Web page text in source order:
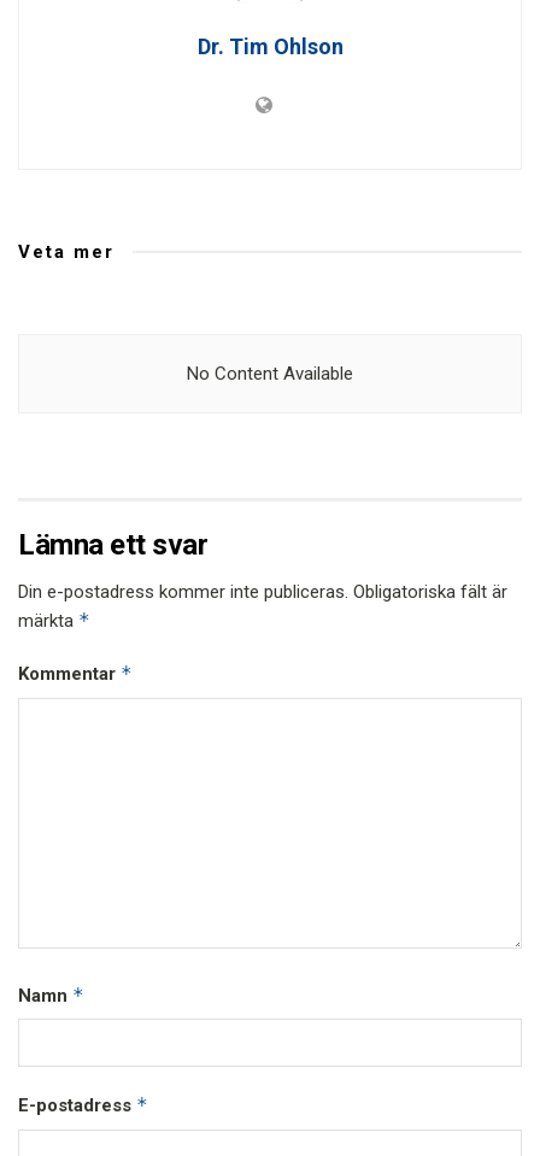
Dr. Tim Ohlson
Veta mer
No Content Available
Lämna ett svar
Din e-postadress kommer inte publiceras. Obligatoriska fält är
märkta *
Kommentar *
Namn *
E-postadress *